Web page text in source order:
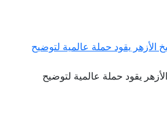
الأزهر يقود حملة عالمية لتوضيح
يقود حملة عالمية لتوضيح